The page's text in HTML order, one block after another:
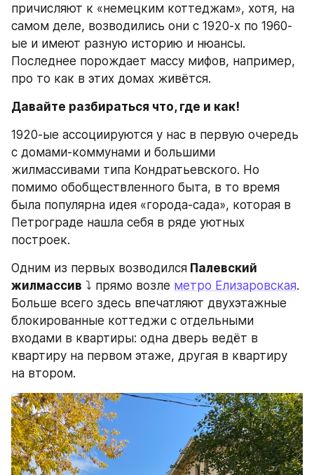
причисляют к «немецким коттеджам», хотя, на
самом деле, возводились они с 1920-х по 1960-
ые и имеют разную историю и нюансы.
Последнее порождает массу мифов, например,
про то как в этих домах живётся.
Давайте разбираться что, где и как!
1920-ые ассоциируются у нас в первую очередь
с домами-коммунами и большими
жилмассивами типа Кондратьевского. Но
помимо обобществленного быта, в то время
была популярна идея «города-сада», которая в
Петрограде нашла себя в ряде уютных
построек.
Одним из первых возводился Палевский
жилмассив ⤵️ прямо возле метро Елизаровская.
Больше всего здесь впечатляют двухэтажные
блокированные коттеджи с отдельными
входами в квартиры: одна дверь ведёт в
квартиру на первом этаже, другая в квартиру
на втором.